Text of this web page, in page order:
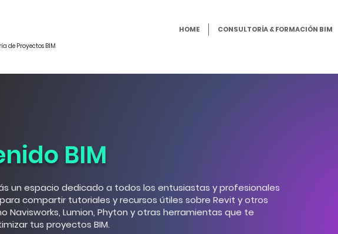
HOME CONSULTORÍA & FORMACIÓN BIM
de Proyectos BIM
BIM
un espacio dedicado a todos los entusiastas y profesionales
compartir tutoriales y recursos útiles sobre Revit y otros
Navisworks, Lumion, Phyton y otras herramientas que te
tus proyectos BIM.